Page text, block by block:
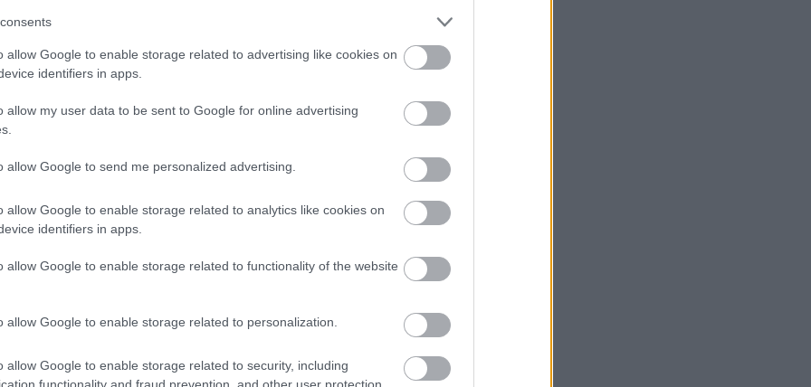
allow Google to enable storage related to advertising like cookies on
identifiers in apps.
allow my user data to be sent to Google for online advertising
allow Google to send me personalized advertising.
allow Google to enable storage related to analytics like cookies on
identifiers in apps.
allow Google to enable storage related to functionality of the website
allow Google to enable storage related to personalization.
allow Google to enable storage related to security, including
functionality and fraud prevention, and other user protection.
3 θα μπορούσε να αξιοποιήσει τους
περίβλημα
του μεσαίου sedan επιφυλάσσουν
σημαντικές
NEO SUV ΤΗΣ RENAULT
ΕΛΕΓΧΟΣ ΓΙΑ ΤΟ ΑΥΤΟΚΙΝΗΤΟ
για ένα Model 3 Plaid. Ωστόσο,
δεδομένου ότι το υπάρχονModel 3